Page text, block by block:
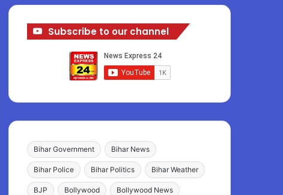
Subscribe to our channel
Bihar Government Bihar News
Bihar Police Bihar Politics Bihar Weather
BJP Bollywood Bollywood News